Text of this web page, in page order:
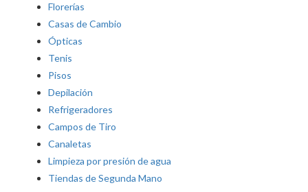
Florerías
Casas de Cambio
Ópticas
Tenis
Pisos
Depilación
Refrigeradores
Campos de Tiro
Canaletas
Limpieza por presión de agua
Tiendas de Segunda Mano